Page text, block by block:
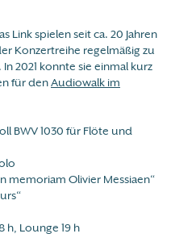
Link spielen seit ca. 20 Jahren
Konzertreihe regelmäßig zu
2021 konnte sie einmal kurz
für denAudiowalk im
BWV 1030 für Flöte und
memoriam Olivier Messiaen“
h, Lounge 19 h